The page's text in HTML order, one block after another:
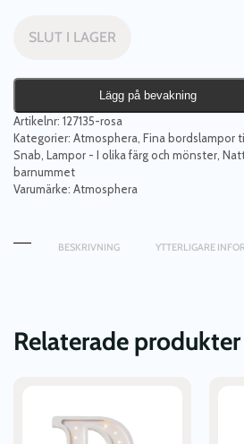
SLUT I LAGER
Lägg på bevakning
Artikelnr: 127135-rosa
Kategorier: Atmosphera, Fina bordslampor
Snab, Lampor - I olika färg och mönster,
barnummet
Varumärke: Atmosphera
BESKRIVNING YTTERLIGARE
Relaterade produkter
produkten